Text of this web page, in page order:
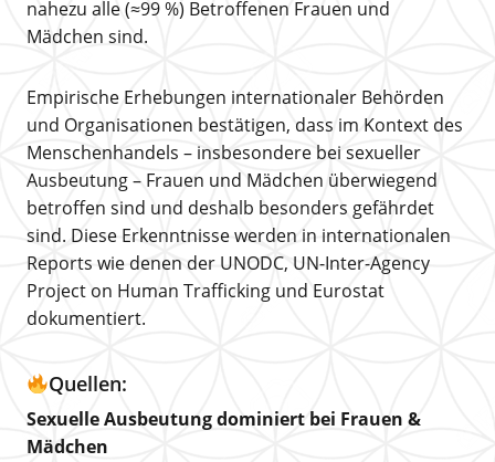
nahezu alle (≈99 %) Betroffenen Frauen und
Mädchen sind.
Empirische Erhebungen internationaler Behörden
und Organisationen bestätigen, dass im Kontext des
Menschenhandels – insbesondere bei sexueller
Ausbeutung – Frauen und Mädchen überwiegend
betroffen sind und deshalb besonders gefährdet
sind. Diese Erkenntnisse werden in internationalen
Reports wie denen der UNODC, UN-Inter-Agency
Project on Human Trafficking und Eurostat
dokumentiert.
Quellen:
Sexuelle Ausbeutung dominiert bei Frauen &
Mädchen